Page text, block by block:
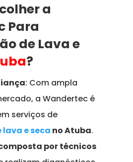
a
Para
de Lava e
?
: Com ampla
a Wandertec é
serviços de
e seca no Atuba.
por técnicos